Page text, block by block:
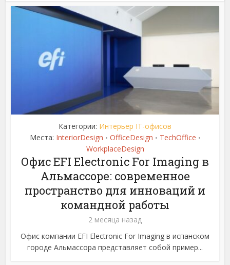
Категории: Интерьер IT-офисов
Места: InteriorDesign • OfficeDesign • TechOffice •
WorkplaceDesign
Офис EFI Electronic For Imaging в
Альмассоре: современное
пространство для инноваций и
командной работы
2 месяца назад
Офис компании EFI Electronic For Imaging в испанском
городе Альмассора представляет собой пример...